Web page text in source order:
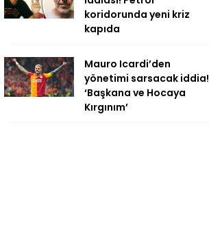
koridorunda yeni kriz
kapıda
Mauro Icardi’den
yönetimi sarsacak iddia!
‘Başkana ve Hocaya
Kırgınım’